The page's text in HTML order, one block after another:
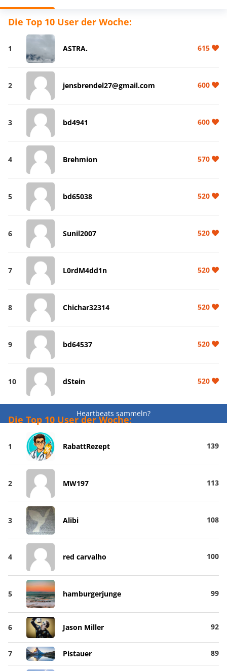
Die Top 10 User der Woche:
1 ASTRA. 615
2 jensbrendel27@gmail.com 600
3 bd4941 600
4 Brehmion 570
5 bd65038 520
6 Sunil2007 520
7 L0rdM4dd1n 520
8 Chichar32314 520
9 bd64537 520
10 dStein 520
Heartbeats sammeln?
Die Top 10 User der Woche:
1 RabattRezept 139
2 MW197 113
3 Alibi 108
4 red carvalho 100
5 hamburgerjunge 99
6 Jason Miller 92
7 Pistauer 89